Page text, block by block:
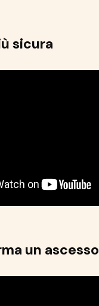
sicura
un ascesso